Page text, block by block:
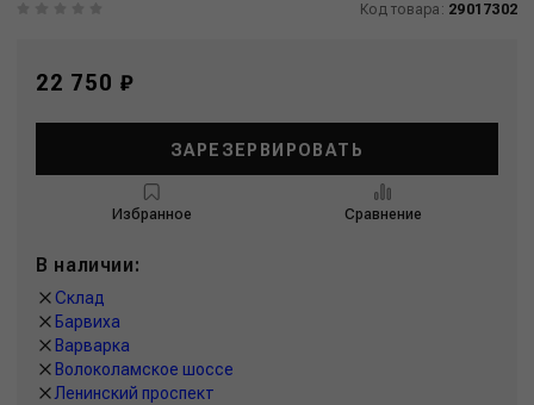
Код товара: 29017302
22 750 ₽
ЗАРЕЗЕРВИРОВАТЬ
Избранное Сравнение
В наличии:
Склад
Барвиха
Варварка
Волоколамское шоссе
Ленинский проспект